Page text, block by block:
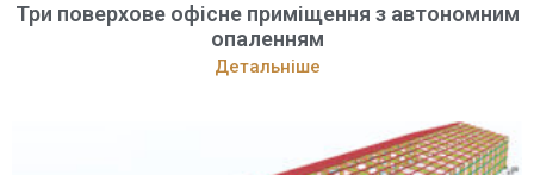
Три поверхове офісне приміщення з автономним
опаленням
Детальніше